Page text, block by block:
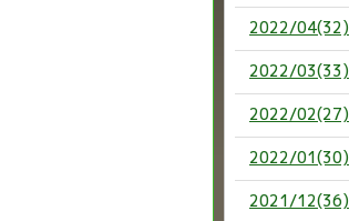
2022/04(32)
2022/03(33)
2022/02(27)
2022/01(30)
2021/12(36)